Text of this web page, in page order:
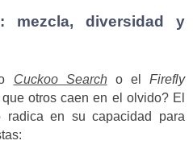
mezcla, diversidad y
Cuckoo Searcho el Firefly
otros caen en el olvido? El
radica en su capacidad para